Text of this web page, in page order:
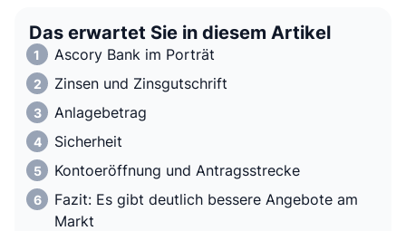
Das erwartet Sie in diesem Artikel
Ascory Bank im Porträt
Zinsen und Zinsgutschrift
Anlagebetrag
Sicherheit
Kontoeröffnung und Antragsstrecke
Fazit: Es gibt deutlich bessere Angebote am
Markt